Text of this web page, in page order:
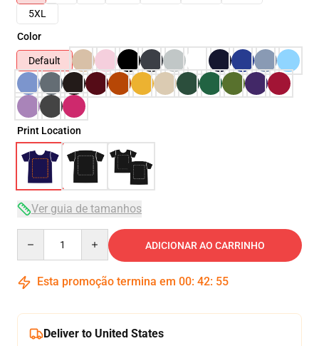
5XL
Color
Default
Print Location
Ver guia de tamanhos
ADICIONAR AO CARRINHO
Esta promoção termina em 00: 42: 54
Deliver to United States